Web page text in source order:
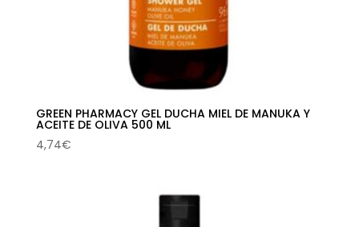
GREEN PHARMACY GEL DUCHA MIEL DE MANUKA Y
ACEITE DE OLIVA 500 ML
4,74€